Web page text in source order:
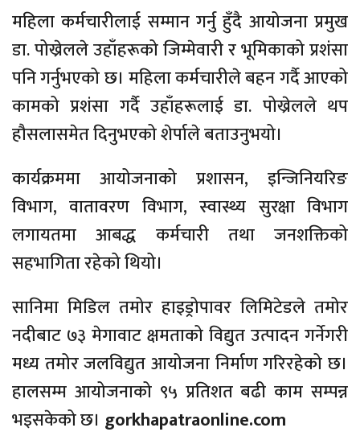
महिला कर्मचारीलाई सम्मान गर्नु हुँदै आयोजना प्रमुख
डा. पोख्रेलले उहाँहरूको जिम्मेवारी र भूमिकाको प्रशंसा
पनि गर्नुभएको छ। महिला कर्मचारीले बहन गर्दै आएको
कामको प्रशंसा गर्दै उहाँहरूलाई डा. पोख्रेलले थप
हौसलासमेत दिनुभएको शेर्पाले बताउनुभयो।
कार्यक्रममा आयोजनाको प्रशासन, इन्जिनियरिङ
विभाग, वातावरण विभाग, स्वास्थ्य सुरक्षा विभाग
लगायतमा आबद्ध कर्मचारी तथा जनशक्तिको
सहभागिता रहेको थियो।
सानिमा मिडिल तमोर हाइड्रोपावर लिमिटेडले तमोर
नदीबाट ७३ मेगावाट क्षमताको विद्युत उत्पादन गर्नेगरी
मध्य तमोर जलविद्युत आयोजना निर्माण गरिरहेको छ।
हालसम्म आयोजनाको ९५ प्रतिशत बढी काम सम्पन्न
भइसकेको छ। gorkhapatraonline.com